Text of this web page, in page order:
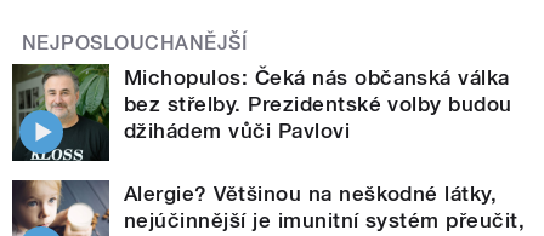
NEJPOSLOUCHANĚJŠÍ
Michopulos: Čeká nás občanská válka
bez střelby. Prezidentské volby budou
džihádem vůči Pavlovi
Alergie? Většinou na neškodné látky,
nejúčinnější je imunitní systém přeučit,